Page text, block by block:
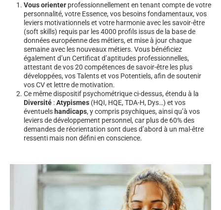
Vous orienter professionnellement en tenant compte de votre
personnalité, votre Essence, vos besoins fondamentaux, vos
leviers motivationnels et votre harmonie avec les savoir-être
(soft skills) requis par les 4000 profils issus de la base de
données européenne des métiers, et mise à jour chaque
semaine avec les nouveaux métiers. Vous bénéficiez
également d’un Certificat d’aptitudes professionnelles,
attestant de vos 20 compétences de savoir-être les plus
développées, vos Talents et vos Potentiels, afin de soutenir
vos CV et lettre de motivation.
Ce même dispositif psychométrique ci-dessus, étendu à la
Diversité :Atypismes (HQI, HQE, TDA-H, Dys…) et vos
éventuels handicaps, y compris psychiques, ainsi qu’à vos
leviers de développement personnel, car plus de 60% des
demandes de réorientation sont dues d’abord à un mal-être
ressenti mais non défini en conscience.